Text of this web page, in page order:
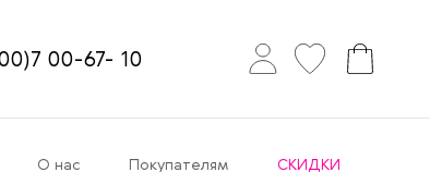
00-67- 10
О нас Покупателям СКИДКИ